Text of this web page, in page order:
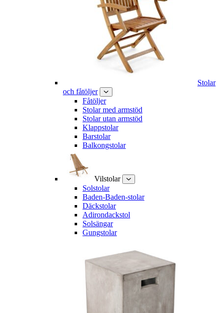
Stolar
och fåtöljer
Fåtöljer
Stolar med armstöd
Stolar utan armstöd
Klappstolar
Barstolar
Balkongstolar
Vilstolar
Solstolar
Baden-Baden-stolar
Däckstolar
Adirondackstol
Solsängar
Gungstolar